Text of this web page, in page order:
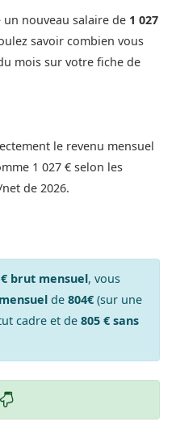
nouveau salaire de 1 027
savoir combien vous
mois sur votre fiche de
le revenu mensuel
1 027 € selon les
de 2026.
€ brut mensuel, vous
de 804€(sur une
cadre et de 805 € sans